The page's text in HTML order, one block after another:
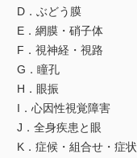
D．ぶどう膜
E．網膜・硝子体
F．視神経・視路
G．瞳孔
H．眼振
I．心因性視覚障害
J．全身疾患と眼
K．症候・組合せ・症状